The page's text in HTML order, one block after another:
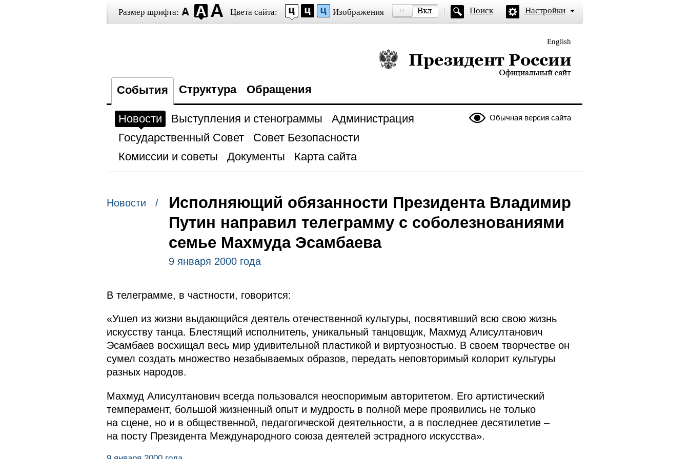
Размер шрифта: Цвета сайта: Изображения Поиск Настройки
English
Президент России — официальный сайт
События Структура Обращения
Обычная версия сайта
Новости Выступления и стенограммы
Администрация
Государственный Совет
Совет Безопасности
Комиссии и советы
Документы Карта сайта
Новости /
Исполняющий обязанности Президента Владимир
Путин направил телеграмму с соболезнованиями
семье Махмуда Эсамбаева
9 января 2000 года
В телеграмме, в частности, говорится:
«Ушел из жизни выдающийся деятель отечественной культуры, посвятивший всю свою жизнь
искусству танца. Блестящий исполнитель, уникальный танцовщик, Махмуд Алисултанович
Эсамбаев восхищал весь мир удивительной пластикой и виртуозностью. В своем творчестве он
сумел создать множество незабываемых образов, передать неповторимый колорит культуры
разных народов.
Махмуд Алисултанович всегда пользовался неоспоримым авторитетом. Его артистический
темперамент, большой жизненный опыт и мудрость в полной мере проявились не только
на сцене, но и в общественной, педагогической деятельности, а в последнее десятилетие –
на посту Президента Международного союза деятелей эстрадного искусства».